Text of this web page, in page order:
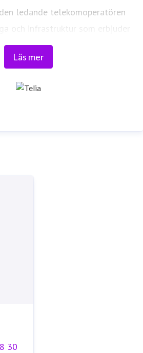
ledande telekomoperatören
och infrastruktur som erbjuder
pålitlig uppkoppling – för hela
och familjer till småföretag och
i vardagen och är en del av
vardag och framtid.
Läs mer
30